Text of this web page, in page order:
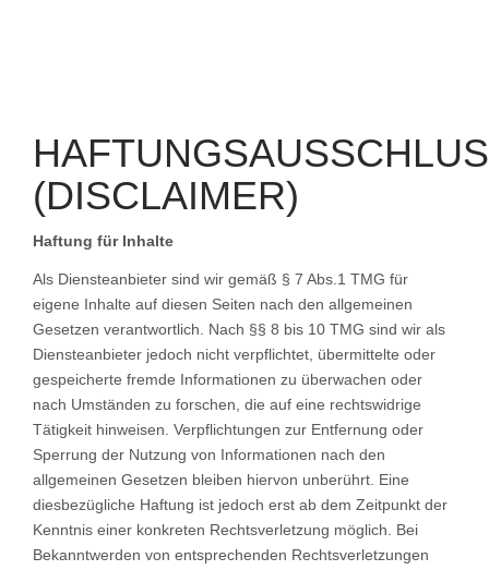
(DISCLAIMER)
Haftung für Inhalte
Als Diensteanbieter sind wir gemäß § 7 Abs.1 TMG für
eigene Inhalte auf diesen Seiten nach den allgemeinen
Gesetzen verantwortlich. Nach §§ 8 bis 10 TMG sind wir als
Diensteanbieter jedoch nicht verpflichtet, übermittelte oder
gespeicherte fremde Informationen zu überwachen oder
nach Umständen zu forschen, die auf eine rechtswidrige
Tätigkeit hinweisen. Verpflichtungen zur Entfernung oder
Sperrung der Nutzung von Informationen nach den
allgemeinen Gesetzen bleiben hiervon unberührt. Eine
diesbezügliche Haftung ist jedoch erst ab dem Zeitpunkt der
Kenntnis einer konkreten Rechtsverletzung möglich. Bei
Bekanntwerden von entsprechenden Rechtsverletzungen